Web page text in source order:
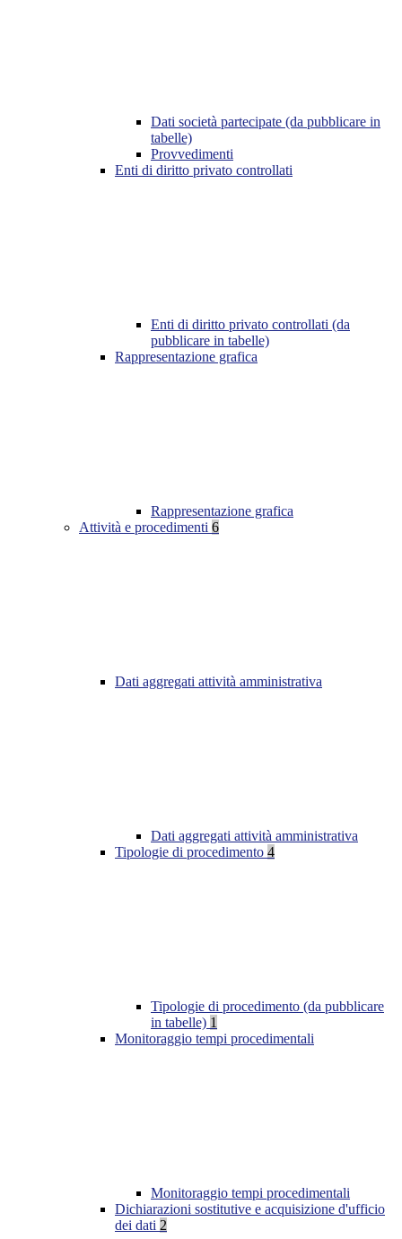
Dati società partecipate (da pubblicare in
tabelle)
Provvedimenti
Enti di diritto privato controllati
Enti di diritto privato controllati (da
pubblicare in tabelle)
Rappresentazione grafica
Rappresentazione grafica
Attività e procedimenti 6
Dati aggregati attività amministrativa
Dati aggregati attività amministrativa
Tipologie di procedimento 4
Tipologie di procedimento (da pubblicare
in tabelle) 1
Monitoraggio tempi procedimentali
Monitoraggio tempi procedimentali
Dichiarazioni sostitutive e acquisizione d'ufficio
dei dati 2